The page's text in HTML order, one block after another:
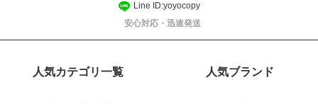
Line ID:yoyocopy
安心対応・迅速発送
人気カテゴリ一覧 人気ブランド